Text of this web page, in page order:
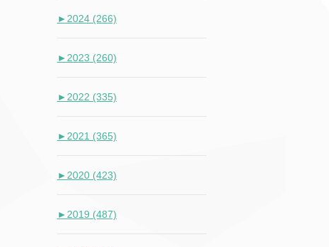
► 2024 (266)
► 2023 (260)
► 2022 (335)
► 2021 (365)
► 2020 (423)
► 2019 (487)